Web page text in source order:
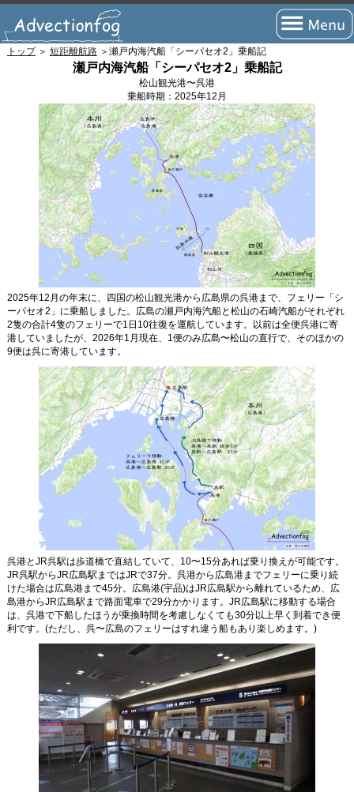
トップページ
フェリーの航路
瀬戸内海航路
北海道航路
九州・四国(太平洋)航路
沖縄・離島航路
国際航路
海外航路
短距離航路
あの船は今？
船を眺める
船旅をもっと楽しく
Photo BBS
Text BBS
トップ＞ 短距離航路＞瀬戸内海汽船「シーパセオ2」乗船記
瀬戸内海汽船「シーパセオ2」乗船記
松山観光港〜呉港
乗船時期： 2025年12月
2025年12月の年末に、四国の松山観光港から広島県の呉港まで、フェリー「シ
ーパセオ2」に乗船しました。広島の瀬戸内海汽船と松山の石崎汽船がそれぞれ
2隻の合計4隻のフェリーで1日10往復を運航しています。以前は全便呉港に寄
港していましたが、2026年1月現在、1便のみ広島〜松山の直行で、そのほかの
9便は呉に寄港しています。
呉港とJR呉駅は歩道橋で直結していて、10〜15分あれば乗り換えが可能です。
JR呉駅からJR広島駅まではJRで37分。呉港から広島港までフェリーに乗り続
けた場合は広島港まで45分。広島港(宇品)はJR広島駅から離れているため、広
島港からJR広島駅まで路面電車で29分かかります。JR広島駅に移動する場合
は、呉港で下船したほうが乗換時間を考慮しなくても30分以上早く到着でき便
利です。(ただし、呉〜広島のフェリーはすれ違う船もあり楽しめます。)